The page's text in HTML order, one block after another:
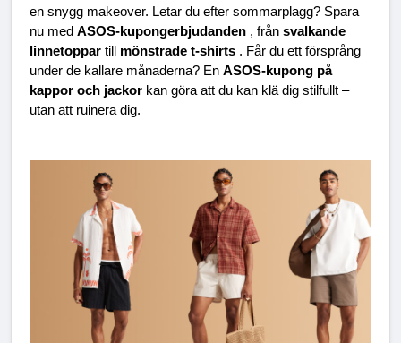
en snygg makeover. Letar du efter sommarplagg? Spara
nu med ASOS-kupongerbjudanden , från svalkande
linnetoppar till mönstrade t-shirts . Får du ett försprång
under de kallare månaderna? En ASOS-kupong på
kappor och jackor kan göra att du kan klä dig stilfullt –
utan att ruinera dig.